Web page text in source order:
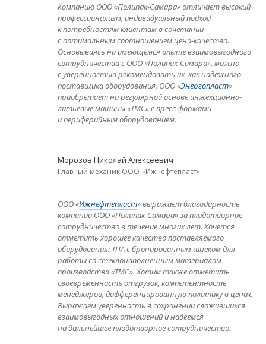
Компанию ООО «Полипак-Самара» отличает высокий
профессионализм, индивидуальный подход
к потребностям клиентам в сочетании
с оптимальным соотношением цена-качество.
Основываясь на имеющемся опыте взаимовыгодного
сотрудничества с ООО «Полипак-Самара», можно
с уверенностью рекомендовать их, как надежного
поставщика оборудования. ООО «Энергопласт»
приобретает на регулярной основе инжекционно-
литьевые машины «ТМС» с пресс-формами
и периферийным оборудованием.
Морозов Николай Алексеевич
Главный механик ООО «Ижнефтепласт»
ООО «Ижнефтепласт» выражает благодарность
компании ООО «Полипак-Самара» за плодотворное
сотрудничество в течение многих лет. Хочется
отметить хорошее качество поставляемого
оборудования: ТПА с бронированным шнеком для
работы со стеклонаполненным материалом
производства «ТМС». Хотим также отметить
своевременность отгрузок, компетентность
менеджеров, дифференцированную политику в ценах.
Выражаем уверенность в сохранении сложившихся
взаимовыгодных отношений и надеемся
на дальнейшее плодотворное сотрудничество.